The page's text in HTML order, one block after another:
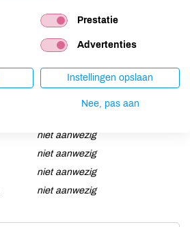
niet aanwezig
niet aanwezig
niet aanwezig
niet aanwezig
niet aanwezig
niet aanwezig
niet aanwezig
niet aanwezig
Prestatie
Advertenties
Instellingen opslaan
Nee, pas aan